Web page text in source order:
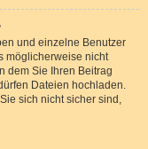
und einzelne Benutzer
möglicherweise nicht
dem Sie Ihren Beitrag
Dateien hochladen.
sich nicht sicher sind,